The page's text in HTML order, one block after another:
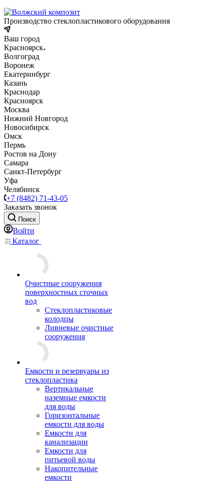
Производство стеклопластикового оборудования
Ваш город
Красноярск
Волгоград
Воронеж
Екатеринбург
Казань
Краснодар
Красноярск
Москва
Нижний Новгород
Новосибирск
Омск
Пермь
Ростов на Дону
Самара
Санкт-Петербург
Уфа
Челябинск
+7 (8482) 71-43-05
Заказать звонок
Поиск
Войти
Каталог
Очистные сооружения
поверхностных сточных
вод
Стеклопластиковые
колодцы
Ливневые очистные
сооружения
Емкости и резервуары из
стеклопластика
Вертикальные
наземные емкости
для воды
Горизонтальные
емкости для воды
Емкости для
канализации
Емкости для
питьевой воды
Накопительные
емкости